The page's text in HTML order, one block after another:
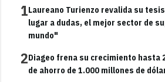
1Laureano Turienzo revalida su
lugar a dudas, el mejor sector de
mundo"
2Diageo frena su crecimiento hasta
de ahorro de 1.000 millones de